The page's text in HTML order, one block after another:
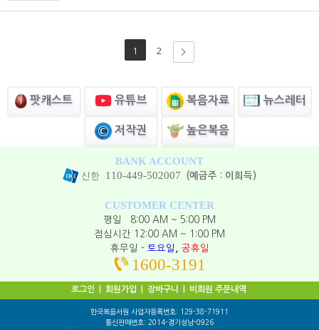
1 2
팟캐스트 유튜브 복음자료 뉴스레터
저작권 높은복음
BANK ACCOUNT
신한 110-449-502007 (예금주 : 이희득)
CUSTOMER CENTER
평일 8:00 AM ~ 5:00 PM
점심시간 12:00 AM ~ 1:00 PM
휴무일 - 토요일 공휴일
1600-3191
로그인 회원가입 장바구니 비회원 주문내역
한국복음서원 사업자등록번호: 129-38-71911
통신판매번호: 2014-경기성남-0926